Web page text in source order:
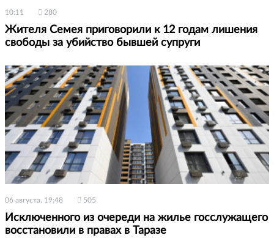
10:11 280
Жителя Семея приговорили к 12 годам лишения
свободы за убийство бывшей супруги
06 августа, 19:48 505
Исключенного из очереди на жилье госслужащего
восстановили в правах в Таразе